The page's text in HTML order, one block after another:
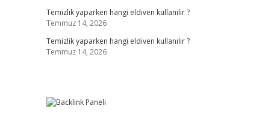
Temizlik yaparken hangi eldiven kullanılır ?
Temmuz 14, 2026
Temizlik yaparken hangi eldiven kullanılır ?
Temmuz 14, 2026